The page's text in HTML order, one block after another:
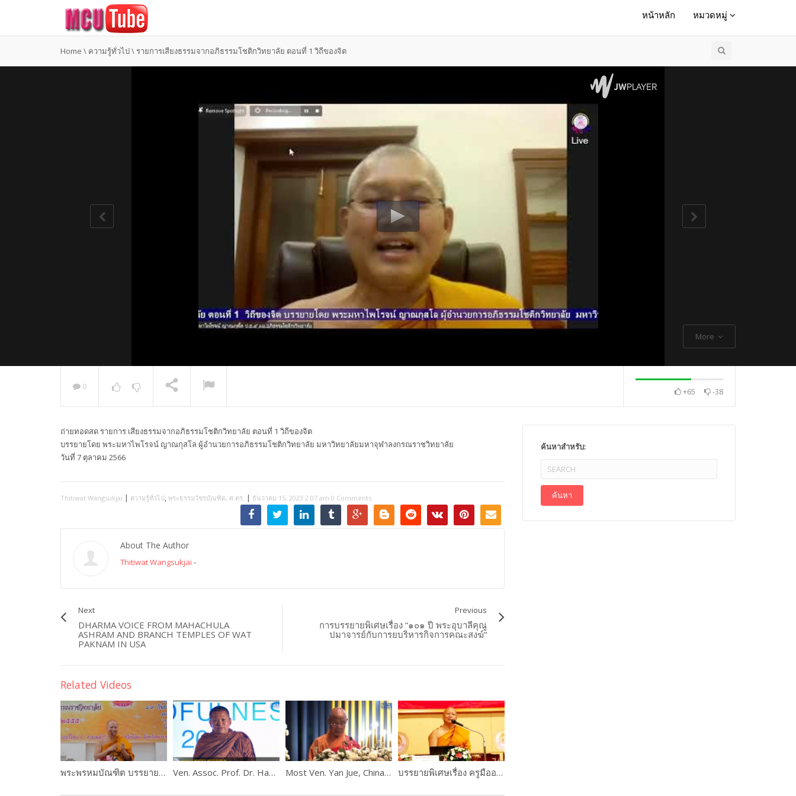
หน้าหลัก หมวดหมู่
Home \ ความรู้ทั่วไป\รายการเสียงธรรมจากอภิธรรมโชติกวิทยาลัย ตอนที่ 1 วิถีของจิต
More
NOW PLAYING
กล่าวแสดงความยินดี
Most Ven Dr. Thch Quang
0 +65 -38
ถ่ายทอดสด รายการ เสียงธรรมจากอภิธรรมโชติกวิทยาลัย ตอนที่ 1 วิถีของจิต
บรรยายโดย พระมหาไพโรจน์ ญาณกุสโล ผู้อำนวยการอภิธรรมโชติกวิทยาลัย มหาวิทยาลัยมหาจุฬาลงกรณราชวิทยาลัย
วันที่ 7 ตุลาคม 2566
Thitiwat Wangsukjai | ความรู้ทั่วไป, พระธรรมวัชรบัณฑิต, ศ.ดร. | ธันวาคม 15, 2023 2:07 am 0 Comments
About The Author
Thitiwat Wangsukjai -
Next
DHARMA VOICE FROM MAHACHULA
ASHRAM AND BRANCH TEMPLES OF WAT
PAKNAM IN USA
Previous
การบรรยายพิเศษเรื่อง “๑๐๑ ปี พระอุบาลีคุณู
ปมาจารย์กับการยบริหารกิจการคณะสงฆ์”
Related Videos
พระพรหมบัณฑิต บรรยายพิเศษในงานอบรมครูสอนศีลธรรมในโรงเรียน Ven. Assoc. Prof. Dr. Hansa Dhammahaso Most Ven. Yan Jue, China : Messages from Political and Religious leaders บรรยายพิเศษเรื่อง ครูมืออาชีพจากอดีตสู่ปัจจุบัน
ค้นหาสำหรับ: